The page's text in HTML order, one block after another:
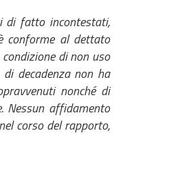
di fatto incontestati,
conforme al dettato
di non uso
decadenza non ha
nonché di
Nessun affidamento
corso del rapporto,